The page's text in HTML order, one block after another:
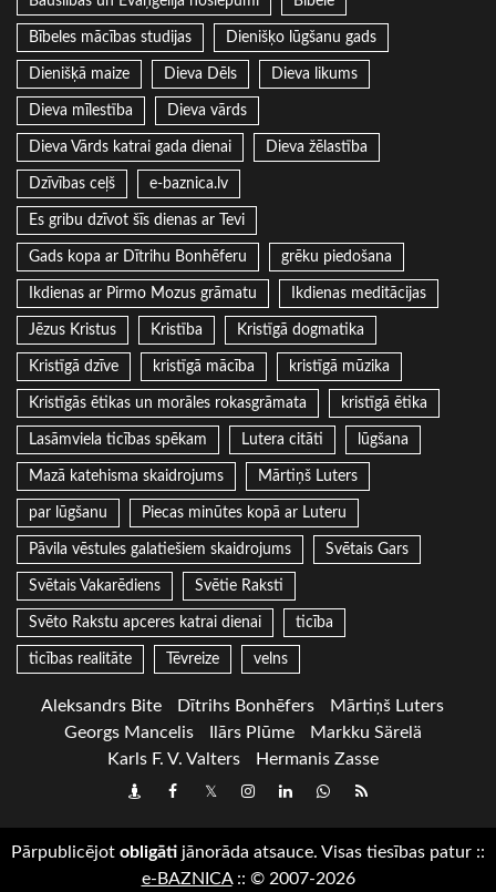
Bībeles mācības studijas Dienišķo lūgšanu gads
Dienišķā maize Dieva Dēls Dieva likums
Dieva mīlestība Dieva vārds
Dieva Vārds katrai gada dienai Dieva žēlastība
Dzīvības ceļš e-baznica.lv
Es gribu dzīvot šīs dienas ar Tevi
Gads kopa ar Dītrihu Bonhēferu grēku piedošana
Ikdienas ar Pirmo Mozus grāmatu Ikdienas meditācijas
Jēzus Kristus Kristība Kristīgā dogmatika
Kristīgā dzīve kristīgā mācība kristīgā mūzika
Kristīgās ētikas un morāles rokasgrāmata kristīgā ētika
Lasāmviela ticības spēkam Lutera citāti lūgšana
Mazā katehisma skaidrojums Mārtiņš Luters
par lūgšanu Piecas minūtes kopā ar Luteru
Pāvila vēstules galatiešiem skaidrojums Svētais Gars
Svētais Vakarēdiens Svētie Raksti
Svēto Rakstu apceres katrai dienai ticība
ticības realitāte Tēvreize velns
Aleksandrs Bite Dītrihs Bonhēfers
Mārtiņš Luters
Georgs Mancelis
Ilārs Plūme
Markku Särelä
Karls F. V. Valters
Hermanis Zasse
DraugiemFacebook
TwitterInstagram
LinkedInwhatsapp
RSS
Pārpublicējot obligāti jānorāda atsauce. Visas tiesības patur ::
e-BAZNICA:: © 2007-2026